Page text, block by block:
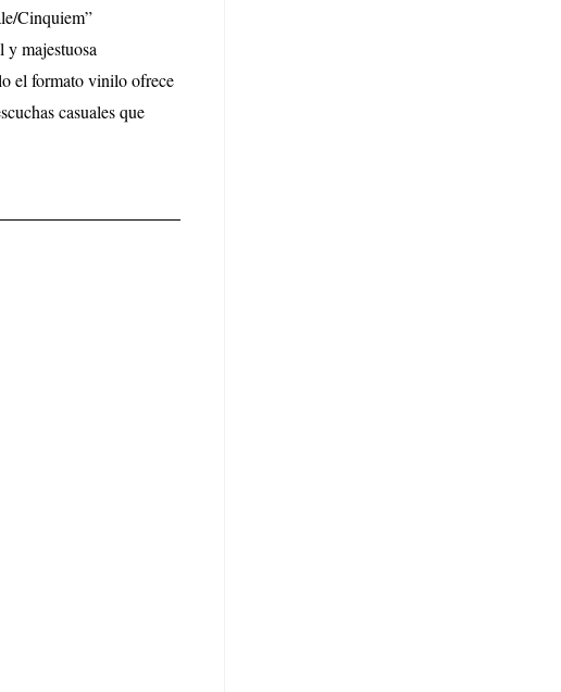
Cinquiem”
y majestuosa
el formato vinilo ofrece
casuales que